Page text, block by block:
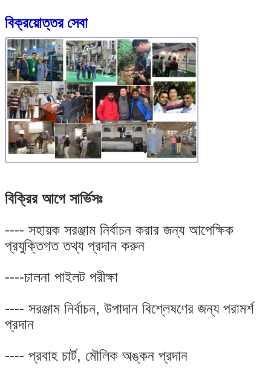
বিক্রয়োত্তর সেবা
বিক্রির আগে সার্ভিসঃ
---- সহায়ক সরঞ্জাম নির্বাচন করার জন্য আপেক্ষিক
প্রযুক্তিগত তথ্য প্রদান করুন
----চালনা পাইলট পরীক্ষা
---- সরঞ্জাম নির্বাচন, উপাদান বিশ্লেষণের জন্য পরামর্শ
প্রদান
---- প্রবাহ চার্ট, মৌলিক অঙ্কন প্রদান